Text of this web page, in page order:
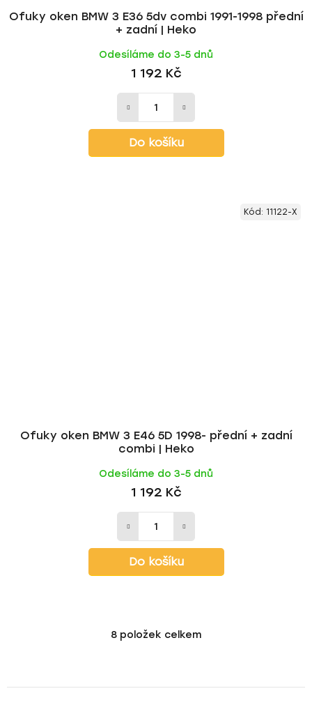
Ofuky oken BMW 3 E36 5dv combi 1991-1998 přední
+ zadní | Heko
Odesíláme do 3-5 dnů
1 192 Kč
Do košíku
Ofuky oken BMW 3 E46 5D 1998- přední + zadní
combi | Heko
Odesíláme do 3-5 dnů
1 192 Kč
Do košíku
Kód: 11122-X
O
á
8 položek celkem